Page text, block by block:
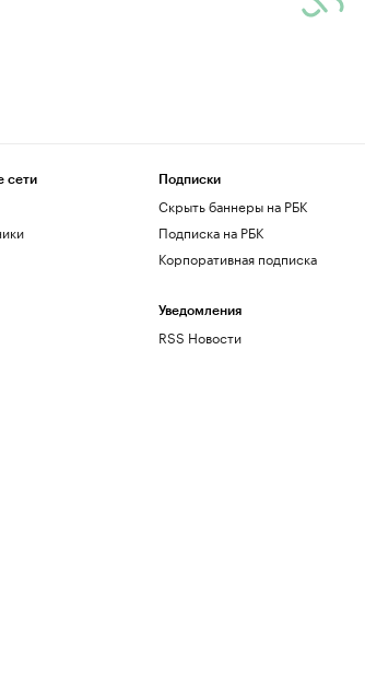
сети Подписки
Скрыть баннеры на РБК
Подписка на РБК
Корпоративная подписка
Уведомления
RSS Новости